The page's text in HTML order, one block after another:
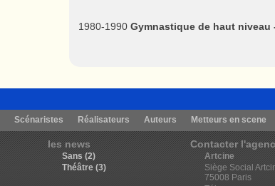
1980-1990 Gymnastique de haut niveau
Scénaristes Réalisateurs Auteurs Metteurs en scene
les news
Sans (2)
Théâtre (3)
Contacter
Artcine
Siège Social
75008 Paris